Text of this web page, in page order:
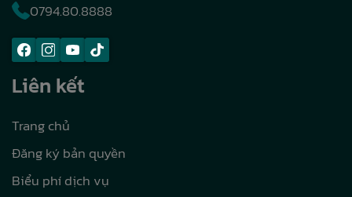
0794.80.8888
Liên kết
Trang chủ
Đăng ký bản quyền
Biểu phí dịch vụ